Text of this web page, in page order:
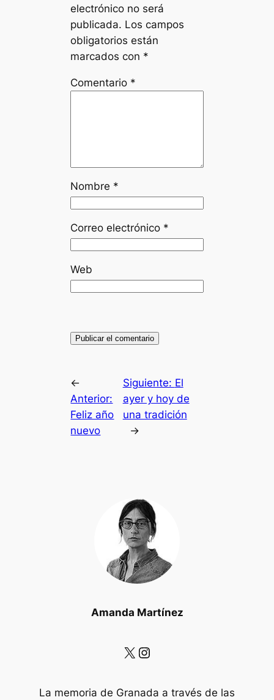
Amanda Martínez
X Instagram
La memoria de Granada a través de las
electrónico no será
publicada. Los campos
obligatorios están
marcados con *
Comentario *
Nombre *
Correo electrónico *
Web
←
Anterior:
Feliz año
nuevo
Siguiente: El
ayer y hoy de
una tradición
→